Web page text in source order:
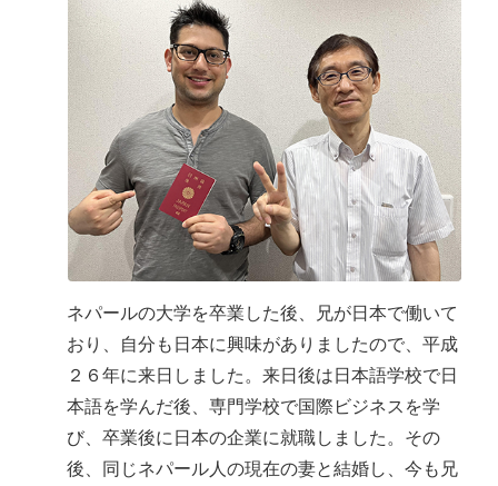
ネパールの大学を卒業した後、兄が日本で働いて
おり、自分も日本に興味がありましたので、平成
２６年に来日しました。来日後は日本語学校で日
本語を学んだ後、専門学校で国際ビジネスを学
び、卒業後に日本の企業に就職しました。その
後、同じネパール人の現在の妻と結婚し、今も兄